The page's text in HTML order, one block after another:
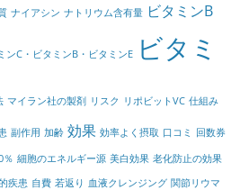
ナイアシン ナトリウム含有量 ビタミンB
ンC・ビタミンB・ビタミンE
ビタミ
マイラン社の製剤 リスク リポビットVC 仕組み
副作用 加齢 効果 効率よく摂取 口コミ 回数券
％ 細胞のエネルギー源 美白効果 老化防止の効果
疾患 自費 若返り 血液クレンジング 関節リウマ